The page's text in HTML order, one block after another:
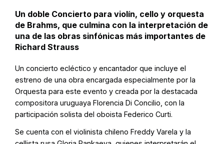
Un doble Concierto para violín, cello y orquesta
de Brahms, que culmina con la interpretación de
una de las obras sinfónicas más importantes de
Richard Strauss
Un concierto ecléctico y encantador que incluye el
estreno de una obra encargada especialmente por la
Orquesta para este evento y creada por la destacada
compositora uruguaya Florencia Di Concilio, con la
participación solista del oboista Federico Curti.
Se cuenta con el violinista chileno Freddy Varela y la